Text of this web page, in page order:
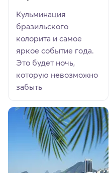
Кульминация
бразильского
колорита и самое
яркое событие года.
Это будет ночь,
которую невозможно
забыть